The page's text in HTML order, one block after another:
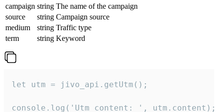
campaign string The name of the campaign
source
string Campaign source
medium
string Traffic type
term
string Keyword
let utm = jivo_api.getUtm();
console.log('Utm content: ', utm.content);